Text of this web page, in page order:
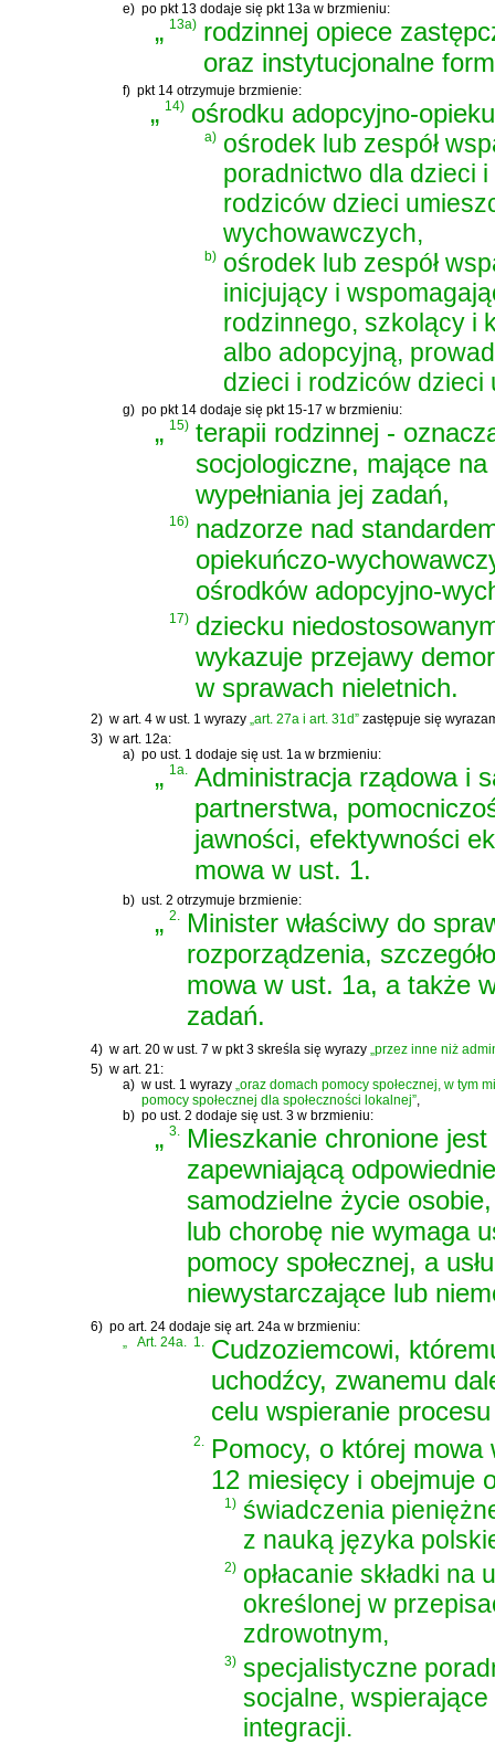
e) po pkt 13 dodaje się pkt 13a w brzmieniu:
„13a) rodzinnej opiece
oraz instytucjonalne
f) pkt 14 otrzymuje brzmienie:
„14) ośrodku adopcyjno-
a) ośrodek lub zespół
poradnictwo dla dzieci
rodziców dzieci
wychowawczych,
b) ośrodek lub zespół
inicjujący i
rodzinnego, szkolący i
albo adopcyjną,
dzieci i rodziców
g) po pkt 14 dodaje się pkt 15-17 w brzmieniu:
„15) terapii rodzinnej -
socjologiczne, mające
wypełniania jej zadań,
16) nadzorze nad
opiekuńczo-
ośrodków adopcyjno-
17) dziecku
wykazuje przejawy
w sprawach nieletnich.
2) w art. 4 w ust. 1 wyrazy „art. 27a i art. 31d” zastępuje się
3) w art. 12a:
a) po ust. 1 dodaje się ust. 1a w brzmieniu:
„1a.
Administracja rządowa i
partnerstwa,
jawności, efektywności
mowa w ust. 1.
b) ust. 2 otrzymuje brzmienie:
„2.
Minister właściwy do
rozporządzenia,
mowa w ust. 1a, a także
zadań.
4) w art. 20 w ust. 7 w pkt 3 skreśla się wyrazy „przez inne niż
5) w art. 21:
a) w ust. 1 wyrazy „oraz domach pomocy społecznej, w tym
pomocy społecznej dla społeczności lokalnej”
b) po ust. 2 dodaje się ust. 3 w brzmieniu:
„3.
Mieszkanie chronione
zapewniającą
samodzielne życie
lub chorobę nie wymaga
pomocy społecznej, a
niewystarczające lub
6) po art. 24 dodaje się art. 24a w brzmieniu:
„
Art. 24a. 1. Cudzoziemcowi,
uchodźcy, zwanemu
celu wspieranie
2. Pomocy, o której mowa
12 miesięcy i obejmuje
1) świadczenia
z nauką języka
2) opłacanie składki
określonej w
zdrowotnym,
3) specjalistyczne
socjalne,
integracji.